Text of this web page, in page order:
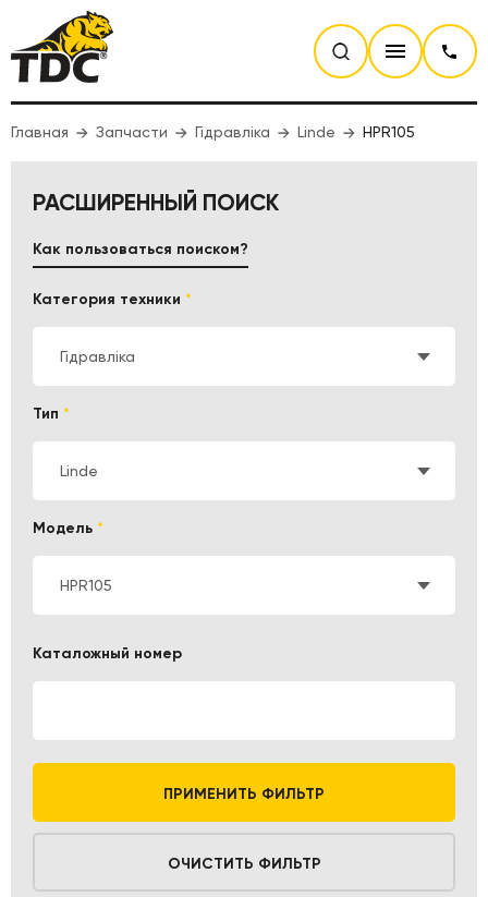
Главная Запчасти Гідравліка Linde HPR105
РАСШИРЕННЫЙ ПОИСК
Категория техники *
Гідравліка
Тип *
Linde
Модель *
HPR105
Каталожный номер
ПРИМЕНИТЬ ФИЛЬТР
ОЧИСТИТЬ ФИЛЬТР
Как пользоваться поиском?